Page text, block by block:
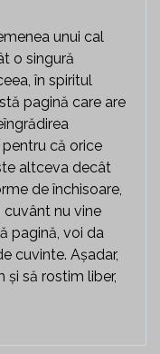
unui cal
o singură
în spiritul
pagină care are
pentru că orice
altceva decât
de închisoare,
cuvânt nu vine
pagină, voi da
cuvinte. Așadar,
și să rostim liber,